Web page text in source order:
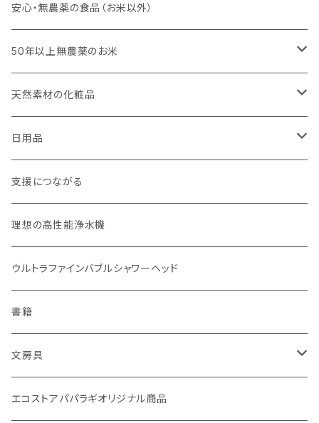
キッチンスポンジ・キッチンブラシ
びわこ・和太布（日本独自の方法で織られた木綿の布巾）
weck（ドイツ生まれのガラス容器）
パーツ
スタッシャー（シリコンの保存容器）
お弁当箱
無塗装カトラリー
マイボトル
Ecoffee Cup（環境にやさしい竹素材）
stojo(折り畳めて何度でも使用できるコーヒーカップ)
オリーブウッド カッティングボード
安心・無農薬の食品（お米以外）
50年以上無農薬のお米
玄米（定期便）
白米（定期便）
分づき米（定期便）
玄米（1回購入）
白米（1回購入）
分づき米（1回購入）
天然素材の化粧品
日焼け止め
ヘアケア
スキンケア
リップバーム
国産シャンプーバー・コンディショナーバー
日用品
国産シャンプーバー・コンディショナーバー
オーラルケア
生分解性ソープ類・せっけん
アメニティー・バス用品
天然素材のブラシ、掃除道具
生理用品
支援につながる
理想の高性能浄水機
ウルトラファインバブルシャワーヘッド
書籍
文房具
バナナペーパーグッズ
エコストアパパラギオリジナル商品